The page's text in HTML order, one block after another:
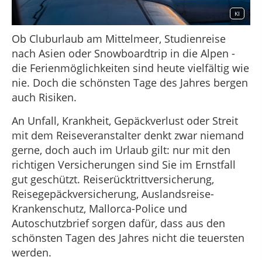
KI
Ob Cluburlaub am Mittelmeer, Studienreise
nach Asien oder Snowboardtrip in die Alpen -
die Ferienmöglichkeiten sind heute vielfältig wie
nie. Doch die schönsten Tage des Jahres bergen
auch Risiken.
An Unfall, Krankheit, Gepäckverlust oder Streit
mit dem Reiseveranstalter denkt zwar niemand
gerne, doch auch im Urlaub gilt: nur mit den
richtigen Versicherungen sind Sie im Ernstfall
gut geschützt. Reiserücktrittversicherung,
Reisegepäckversicherung, Auslandsreise-
Krankenschutz, Mallorca-Police und
Autoschutzbrief sorgen dafür, dass aus den
schönsten Tagen des Jahres nicht die teuersten
werden.